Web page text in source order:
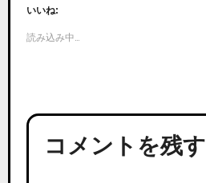
いいね:
読み込み中…
コメントを残す